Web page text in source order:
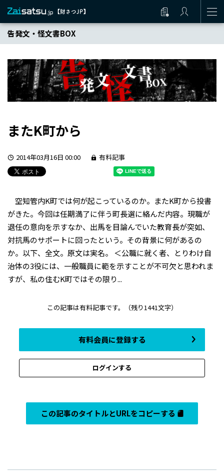
告発文・怪文書BOX
またK町から
2014年03月16日 00:00 有料記事
空知管内K町では何が起こっているのか。またK町から投書
がきた。今回は任期満了に伴う町長選に絡んだ内容。現職が
退任の意向を示すなか、出馬を目論んでいた教育長が突如、
対抗馬のサポートに回ったという。その背景に何があるの
か。以下、全文。原文は実名。 ＜公職に就く者、とりわけ自
治体の3役には、一般職員に範を示すことが不可欠と思われま
すが、私の住むK町ではその限り...
この記事は有料記事です。 （残り1441文字）
有料会員に登録する
ログインする
この記事のタイトルとURLをコピーする